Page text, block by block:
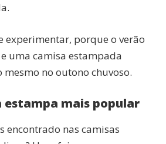
experimentar, porque o verão
uma camisa estampada
no outono chuvoso.
estampa mais popular
encontrado nas camisas